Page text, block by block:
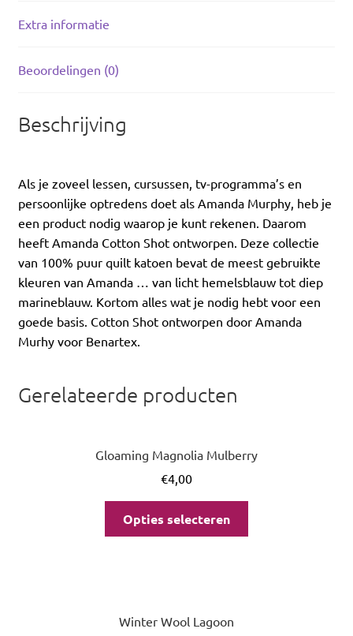
Extra informatie
Beoordelingen (0)
Beschrijving
Als je zoveel lessen, cursussen, tv-programma’s en
persoonlijke optredens doet als Amanda Murphy, heb je
een product nodig waarop je kunt rekenen. Daarom
heeft Amanda Cotton Shot ontworpen. Deze collectie
van 100% puur quilt katoen bevat de meest gebruikte
kleuren van Amanda … van licht hemelsblauw tot diep
marineblauw. Kortom alles wat je nodig hebt voor een
goede basis. Cotton Shot ontworpen door Amanda
Murhy voor Benartex.
Gerelateerde producten
Gloaming Magnolia Mulberry
€4,00
Opties selecteren
Winter Wool Lagoon